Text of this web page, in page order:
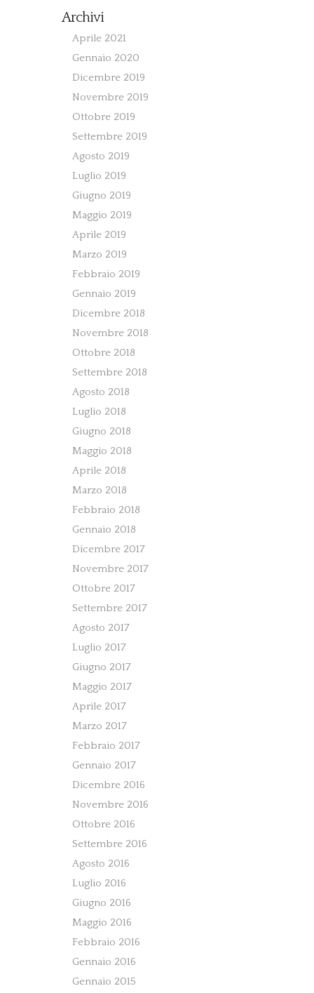
Archivi
Aprile 2021
Gennaio 2020
Dicembre 2019
Novembre 2019
Ottobre 2019
Settembre 2019
Agosto 2019
Luglio 2019
Giugno 2019
Maggio 2019
Aprile 2019
Marzo 2019
Febbraio 2019
Gennaio 2019
Dicembre 2018
Novembre 2018
Ottobre 2018
Settembre 2018
Agosto 2018
Luglio 2018
Giugno 2018
Maggio 2018
Aprile 2018
Marzo 2018
Febbraio 2018
Gennaio 2018
Dicembre 2017
Novembre 2017
Ottobre 2017
Settembre 2017
Agosto 2017
Luglio 2017
Giugno 2017
Maggio 2017
Aprile 2017
Marzo 2017
Febbraio 2017
Gennaio 2017
Dicembre 2016
Novembre 2016
Ottobre 2016
Settembre 2016
Agosto 2016
Luglio 2016
Giugno 2016
Maggio 2016
Febbraio 2016
Gennaio 2016
Gennaio 2015